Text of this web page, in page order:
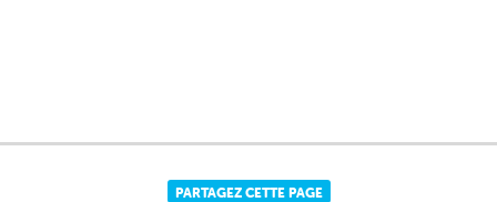
PARTAGEZ CETTE PAGE